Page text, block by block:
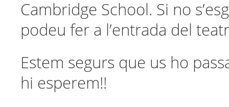
Cambridge School. Si no
podeu fer a l’entrada del
Estem segurs que us ho
hi esperem!!